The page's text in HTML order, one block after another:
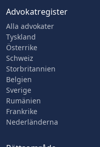
Advokatregister
Alla advokater
Tyskland
Österrike
Schweiz
Storbritannien
Belgien
Sverige
Rumänien
Frankrike
Nederländerna